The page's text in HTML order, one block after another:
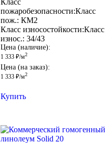
Класс
пожаробезопасности:Класс
пож.: КМ2
Класс износостойкости:Класс
износ.: 34/43
Цена (наличие):
1 333 ₽/м2
Цена (на заказ):
1 333 ₽/м2
Купить